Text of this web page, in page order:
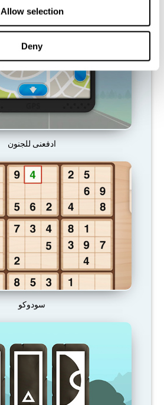
Allow selection
Deny
ادفعنى للجنون
سودوكو